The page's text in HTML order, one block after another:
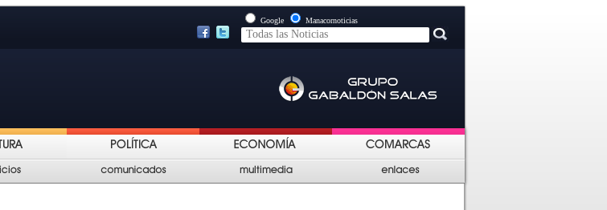
Google Manacornoticias